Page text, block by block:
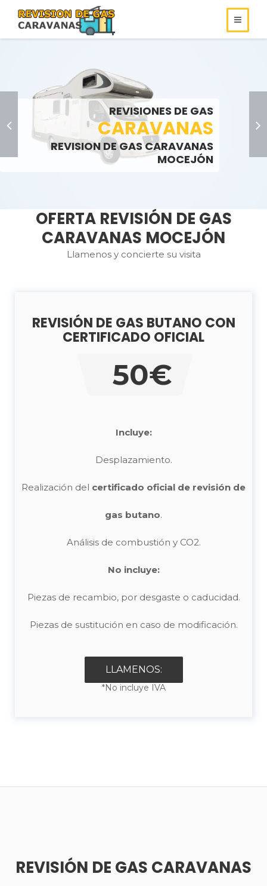
REVISIONES DE GAS
CARAVANAS
REVISION DE GAS CARAVANAS
MOCEJÓN
>
REVISIONES DE
GAS
AUTOCARAVANAS
LLAMENOS:
REVISIONES DE GAS
ROULOTS
SOMOS ESPECIALISTAS EN
REVISIONES DE GAS
LLAMENOS:
OFERTA REVISIÓN DE GAS
CARAVANAS MOCEJÓN
Llamenos y concierte su visita
REVISIÓN DE GAS BUTANO CON
CERTIFICADO OFICIAL
50€
Incluye:
Desplazamiento.
Realización del certificado oficial de revisión de
gas butano.
Análisis de combustión y CO2.
No incluye:
Piezas de recambio, por desgaste o caducidad.
Piezas de sustitución en caso de modificación.
LLAMENOS:
*No incluye IVA
REVISIÓN DE GAS CARAVANAS